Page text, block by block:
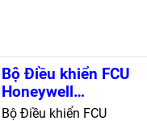
Bộ Điều khiển FCU
Honeywell
TFM223KNM/U -
Bộ Điều khiển FCU